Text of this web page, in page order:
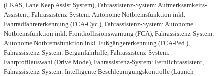
(LKAS, Lane Keep Assist System), Fahrassistenz-System: Aufmerksamkeits-
Assistent, Fahrassistenz-System: Autonome Notbremsfunktion inkl.
Fahrradfahrererkennung (FCA-Cyc.), Fahrassistenz-System: Autonome
Notbremsfunktion inkl. Frontkollisionswarnung (FCA), Fahrassistenz-System:
Autonome Notbremsfunktion inkl. Fußgängererkennung (FCA-Ped.),
Fahrassistenz-System: Berganfahrhilfe, Fahrassistenz-System:
Fahrprofilauswahl (Drive Mode), Fahrassistenz-System: Fernlichtassistent,
Fahrassistenz-System: Intelligente Beschleunigungskontrolle (Launch-